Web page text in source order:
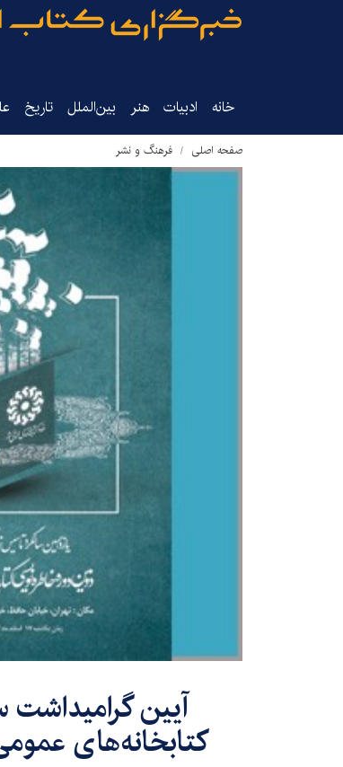
خانه ادبیات هنر بین‌الملل تاریخ‌
صفحه اصلی فرهنگ و نشر
آیین گرامیداشت
کتابخانه‌های